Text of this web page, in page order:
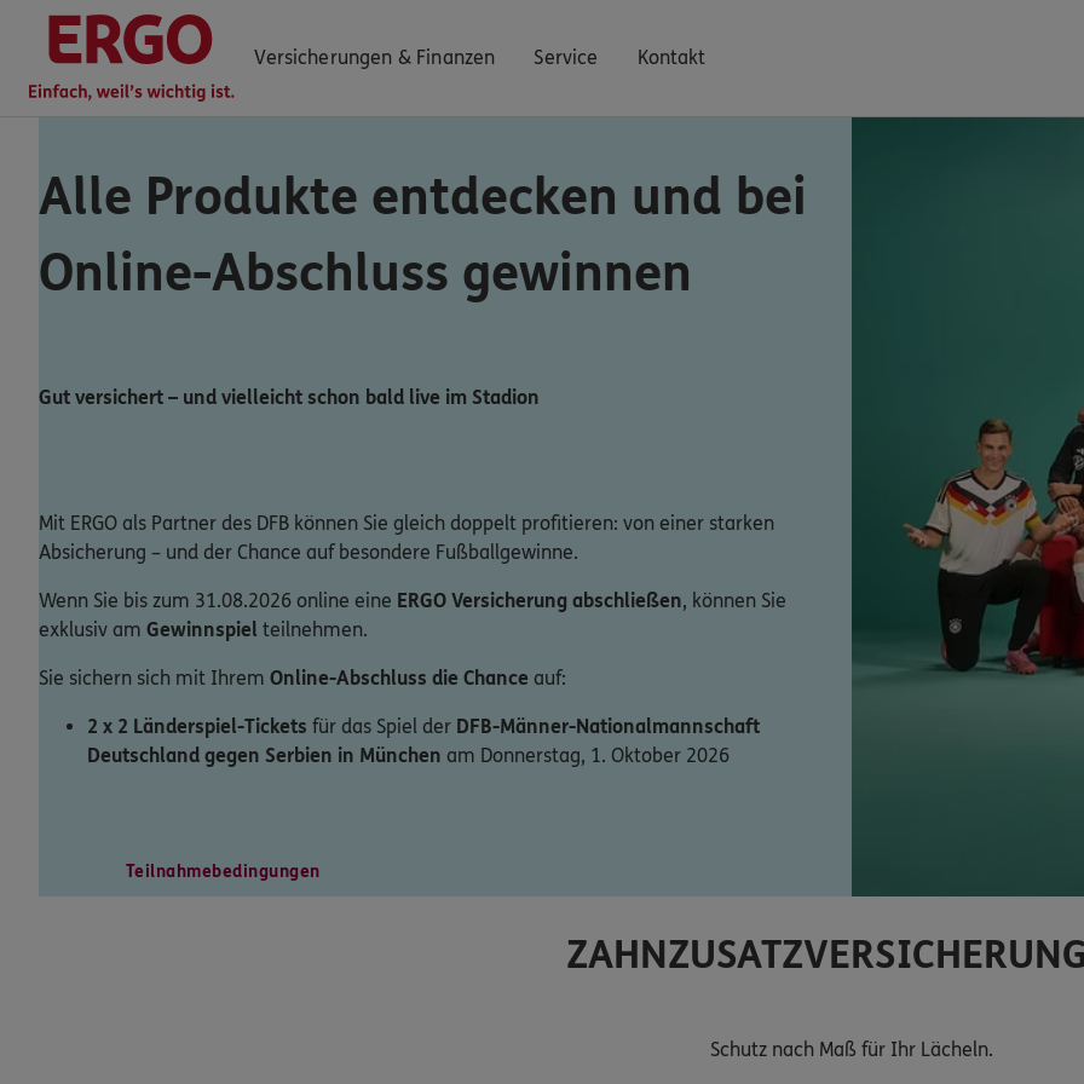
Versicherungen & Finanzen Service Kontakt
Mo–Sa 7–20 Uhr (gebührenfrei)
Alle Produkte entdecken und bei
Online-Abschluss gewinnen
Gut versichert – und vielleicht schon bald live im Stadion
Mit ERGO als Partner des DFB können Sie gleich doppelt profitieren: von einer starken
Absicherung – und der Chance auf besondere Fußballgewinne.
Wenn Sie bis zum 31.08.2026 online eine ERGO Versicherung abschließen, können Sie
exklusiv am Gewinnspiel teilnehmen.
Sie sichern sich mit Ihrem Online-Abschluss die Chance auf:
2 x 2 Länderspiel-Tickets für das Spiel der DFB-Männer-Nationalmannschaft
Deutschland gegen Serbien in München am Donnerstag, 1. Oktober 2026
Teilnahmebedingungen
Schutz nach Maß für Ihr Lächeln.